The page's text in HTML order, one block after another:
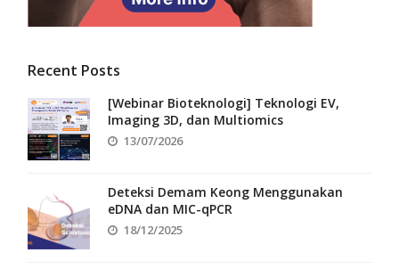
Recent Posts
[Webinar Bioteknologi] Teknologi EV,
Imaging 3D, dan Multiomics
13/07/2026
Deteksi Demam Keong Menggunakan
eDNA dan MIC-qPCR
18/12/2025